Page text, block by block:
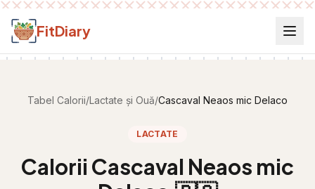
Salt la conținut
FitDiary
Tabel Calorii/Lactate și Ouă/Cascaval Neaos mic Delaco
LACTATE
Calorii Cascaval Neaos mic